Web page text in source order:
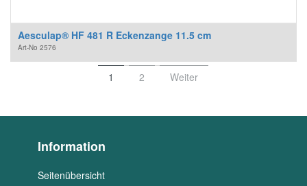
Aesculap® HF 481 R Eckenzange 11.5 cm
Art-No 2576
1 2 Weiter
Information
Seitenübersicht